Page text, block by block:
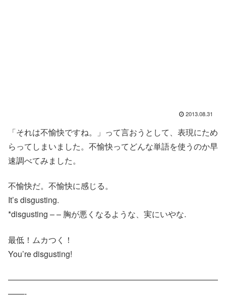
2013.08.31
「それは不愉快ですね。」って言おうとして、表現にため
らってしまいました。不愉快ってどんな単語を使うのか早
速調べてみました。
不愉快だ。不愉快に感じる。
It’s disgusting.
*disgusting – – 胸が悪くなるような、実にいやな.
最低！ムカつく！
You’re disgusting!
——————————————————————————
——-